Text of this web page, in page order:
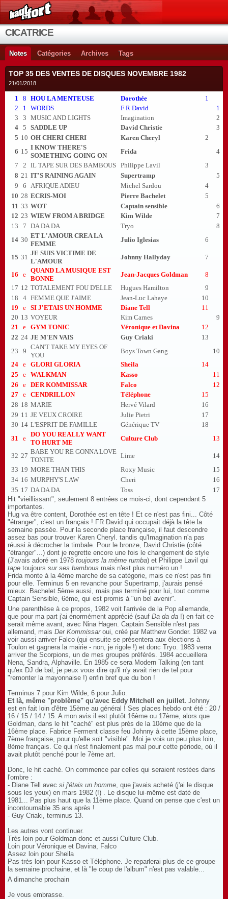
CICATRICE
Notes Catégories Archives Tags
TOP 35 DES VENTES DE DISQUES NOVEMBRE 1982
21/01/2018
1 8 HOU LA MENTEUSE Dorothée
1
2
1 WORDS F R David
1
3
3 MUSIC AND LIGHTS Imagination
2
4 5 SADDLE UP David Christie
3
5 10 OH CHERI CHERI Karen Cheryl
2
6 15
I KNOW THERE'S
SOMETHING GOING ON
Frida
4
7
2 IL TAPE SUR DES BAMBOUS Philippe Lavil
3
8 21 IT'S RAINING AGAIN Supertramp
5
9
6 AFRIQUE ADIEU Michel Sardou
4
10 28 ECRIS-MOI Pierre Bachelet
5
11 33 WOT Captain sensible
6
12 23 WIEW FROM A BRIDGE Kim Wilde
7
13
7 DA DA DA Tryo
8
14 30
ET L'AMOUR CREA LA
FEMME
Julio Iglesias 6
15 31
JE SUIS VICTIME DE
L'AMOUR
Johnny Hallyday 7
16 e
QUAND LA MUSIQUE EST
BONNE
Jean-Jacques Goldman
8
17 12 TOTALEMENT FOU D'ELLE Hugues Hamilton
9
18
4 FEMME QUE J'AIME Jean-Luc Lahaye
10
19
e SI J'ETAIS UN HOMME Diane Tell
11
20 13 VOYEUR Kim Carnes
9
21
e GYM TONIC Véronique et Davina
12
22 24 JE M'EN VAIS Guy Criaki
13
23
9
CAN'T TAKE MY EYES OF
YOU
Boys Town Gang
10
24 e GLORI GLORIA Sheila
14
25
e WALKMAN Kasso
11
26
e DER KOMMISSAR Falco
12
27 e CENDRILLON Téléphone
15
28 18 MARIE Hervé Vilard
16
29 11 JE VEUX CROIRE Julie Pietri
17
30 14 L'ESPRIT DE FAMILLE Générique TV
18
31
e
DO YOU REALLY WANT
TO HURT ME
Culture Club 13
32 27
BABE YOU RE GONNA LOVE
TONITE
Lime
14
33 19 MORE THAN THIS Roxy Music
15
34 16 MURPHY'S LAW Cheri
16
35 17 DA DA DA Toss
17
Hit "vieillissant", seulement 8 entrées ce mois-ci, dont cependant 5
importantes.
Hug va être content, Dorothée est en tête ! Et ce n'est pas fini... Côté
"étranger", c'est un français ! FR David qui occupait déjà la tête la
semaine passée. Pour la seconde place française, il faut descendre
assez bas pour trouver Karen Cheryl. tandis qu'Imagination n'a pas
réussi à décrocher la timbale. Pour le bronze, David Christie (côté
"étranger"...) dont je regrette encore une fois le changement de style
(J'avais adoré en 1978 toujours la même rumba) et Philippe Lavil qui
tape toujours sur ses bambous mais n'est plus numéro un !
Frida monte à la 4ème marche de sa catégorie, mais ce n'est pas fini
pour elle. Terminus 5 en revanche pour Supertramp, j'aurais pensé
mieux. Bachelet 5ème aussi, mais pas terminé pour lui, tout comme
Captain Sensible, 6ème, qui est promis à "un bel avenir".
Une parenthèse à ce propos, 1982 voit l'arrivée de la Pop allemande,
que pour ma part j'ai énormément apprécié (sauf Da da da !) en fait ce
serait même avant, avec Nina Hagen. Captain Sensible n'est pas
allemand, mais Der Kommissaroui, créé par Matthew Gonder. 1982 va
voir aussi arriver Falco (qui ensuite se présentera aux élections à
Toulon et gagnera la mairie - non, je rigole !) et donc Tryo. 1983 verra
arriver the Scorpions, un de mes groupes préférés. 1984 accueillera
Nena, Sandra, Alphaville. En 1985 ce sera Modern Talking (en tant
qu'ex DJ de bal, je peux vous dire qu'il n'y avait rien de tel pour
"remonter la mayonnaise !) enfin bref que du bon !
Terminus 7 pour Kim Wilde, 6 pour Julio.
Et là, même "problème" qu'avec Eddy Mitchell en juillet. Johnny
est en fait loin d'être 15ème au général ! Ses places hebdo ont été : 20 /
16 / 15 / 14 / 15. A mon avis il est plutôt 16ème ou 17ème, alors que
Goldman, dans le hit "caché" est plus près de la 10ème que de la
16ème place. Fabrice Ferment classe feu Johnny à cette 15ème place,
7ème française, pour qu'elle soit "visible". Moi je vois un peu plus loin,
8ème français. Ce qui n'est finalement pas mal pour cette période, où il
avait plutôt penché pour le 7ème art.
Donc, le hit caché. On commence par celles qui seraient restées dans
l'ombre :
- Diane Tell avec si j'étais un homme, que j'avais acheté (j'ai le disque
sous les yeux) en mars 1982 (!) . Le disque lui-même est daté de
1981... Pas plus haut que la 11ème place. Quand on pense que c'est un
incontournable 35 ans après !
- Guy Criaki, terminus 13.
Les autres vont continuer.
Très loin pour Goldman donc et aussi Culture Club.
Loin pour Véronique et Davina, Falco
Assez loin pour Sheila
Pas très loin pour Kasso et Téléphone. Je reparlerai plus de ce groupe
la semaine prochaine, et là "le coup de l'album" n'est pas valable...
A dimanche prochain
Je vous embrasse.